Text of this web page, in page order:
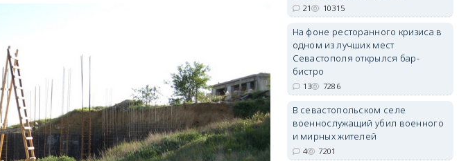
erid: 2SDnjdvhGXG
21 10315
На фоне ресторанного кризиса в
одном из лучших мест
Севастополя открылся бар-
бистро
13 7286
В севастопольском селе
военнослужащий убил военного
и мирных жителей
4 7201